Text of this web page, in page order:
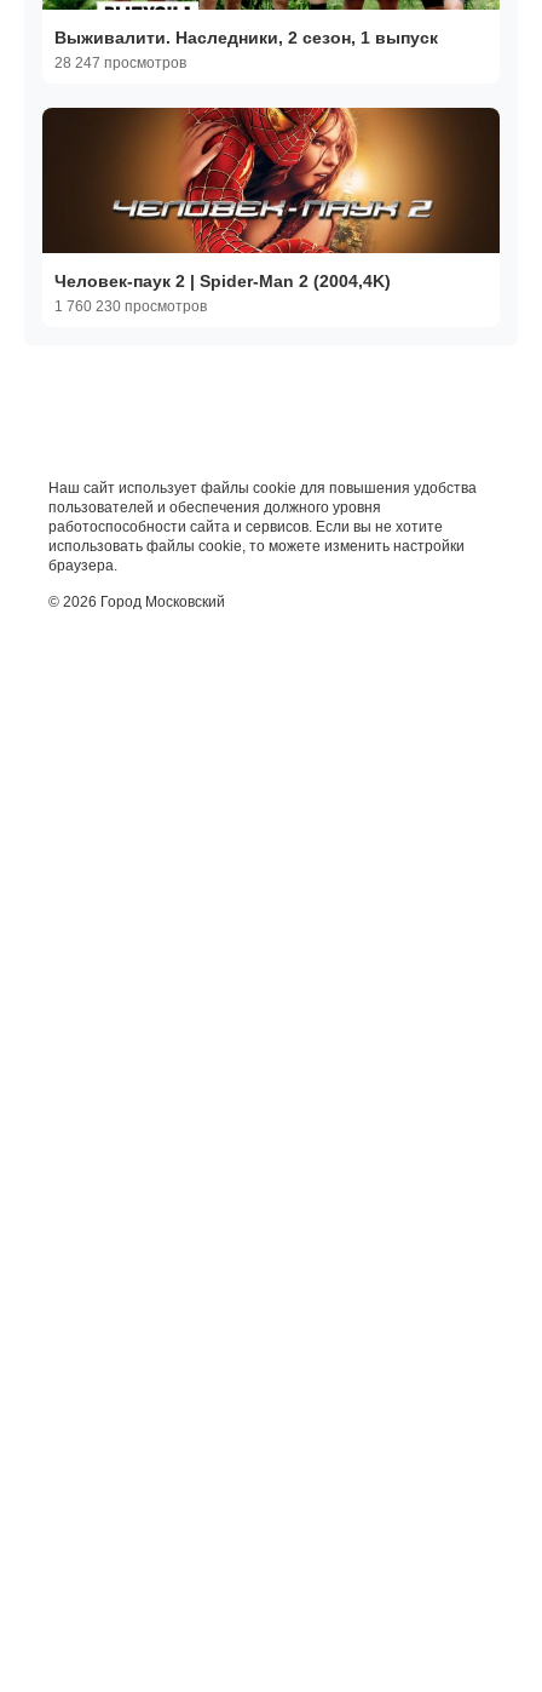
Выживалити. Наследники, 2 сезон, 1 выпуск
28 247 просмотров
Человек-паук 2 | Spider-Man 2 (2004,4K)
1 760 230 просмотров
Наш сайт использует файлы cookie для повышения удобства
пользователей и обеспечения должного уровня
работоспособности сайта и сервисов. Если вы не хотите
использовать файлы cookie, то можете изменить настройки
браузера.
© 2026 Город Московский